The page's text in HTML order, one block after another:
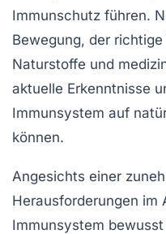
Immunschutz führen.
Bewegung, der
Naturstoffe und
aktuelle Erkenntnisse
Immunsystem auf
können.
Angesichts einer
Herausforderungen im
Immunsystem